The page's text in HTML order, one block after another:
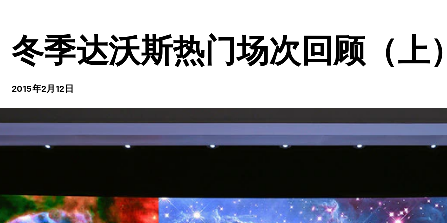
冬季达沃斯热门场次回顾（上
2015年2月12日